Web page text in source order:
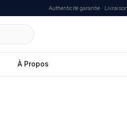
Authenticité garantie ·
À Propos